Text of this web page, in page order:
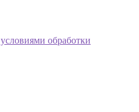
условиями обработки